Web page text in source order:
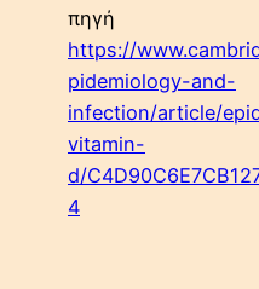
πηγή
https://
pidemiology-and-
infection/article/
vitamin-
d/
4